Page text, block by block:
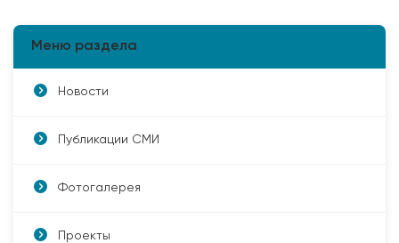
Меню раздела
Новости
Публикации СМИ
Фотогалерея
Проекты